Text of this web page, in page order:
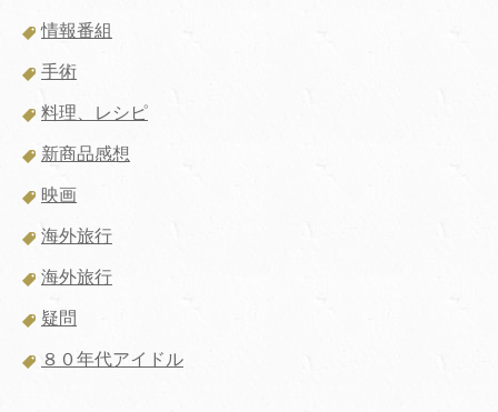
情報番組
手術
料理、レシピ
新商品感想
映画
海外旅行
海外旅行
疑問
８０年代アイドル